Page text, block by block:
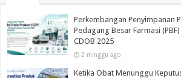
Perkembangan Penyimpanan
Pedagang Besar Farmasi
CDOB 2025
2 minggu ago
Ketika Obat Menunggu